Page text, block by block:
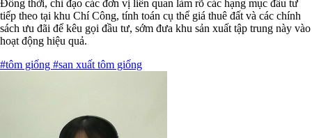
Đồng thời, chỉ đạo các đơn vị liên quan làm rõ các hạng mục đầu tư
tiếp theo tại khu Chí Công, tính toán cụ thể giá thuê đất và các chính
sách ưu đãi để kêu gọi đầu tư, sớm đưa khu sản xuất tập trung này vào
hoạt động hiệu quả.
#tôm giống #san xuất tôm giống